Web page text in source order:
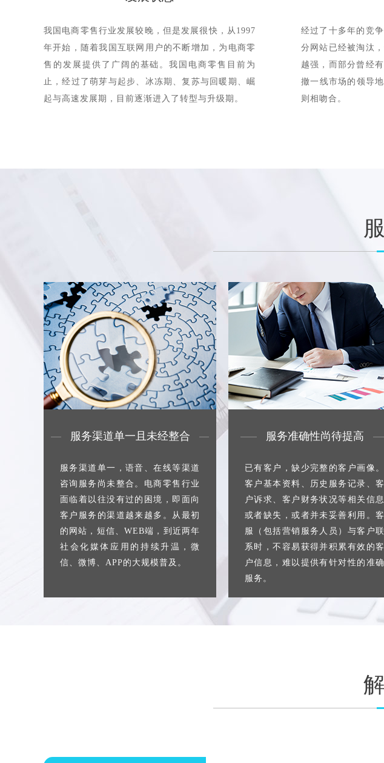
我国电商零售行业发展较晚，但是发展很快，从1997
年开始，随着我国互联网用户的不断增加，为电商零
售的发展提供了广阔的基础。我国电商零售目前为
止，经过了萌芽与起步、冰冻期、复苏与回暖期、崛
起与高速发展期，目前逐渐进入了转型与升级期。
经过了十多年的竞
分网站已经被淘汰
越强，而部分曾经
撤一线市场的领导
则相吻合。
服务渠道单一且未经整合
服务渠道单一，语音、在线等渠道
咨询服务尚未整合。电商零售行业
面临着以往没有过的困境，即面向
客户服务的渠道越来越多。从最初
的网站，短信、WEB端，到近两年
社会化媒体应用的持续升温，微
信、微博、APP的大规模普及。
服务准确性尚待提高
已有客户，缺少完整的客户画像。
客户基本资料、历史服务记录、客
户诉求、客户财务状况等相关信息
或者缺失，或者并未妥善利用。客
服（包括营销服务人员）与客户联
系时，不容易获得并积累有效的客
户信息，难以提供有针对性的准确
服务。